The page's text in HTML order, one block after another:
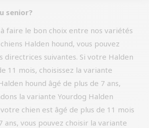
senior?
faire le bon choix entre nos variétés
Halden hound, vous pouvez
directrices suivantes. Si votre Halden
11 mois, choisissez la variante
hound âgé de plus de 7 ans,
la variante Yourdog Halden
votre chien est âgé de plus de 11 mois
ans, vous pouvez choisir la variante